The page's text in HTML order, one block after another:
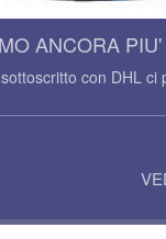
ANCORA
con DHL ci